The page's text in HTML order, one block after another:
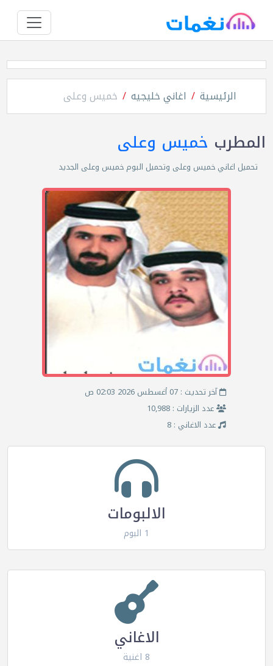
الرئيسية اغاني خليجيه خميس وعلى
المطرب خميس وعلى
تحميل اغاني خميس وعلى وتحميل البوم خميس وعلى الجديد
آخر تحديث : 07 أغسطس 2026 02:03 ص
عدد الزيارات : 10,988
عدد الاغاني : 8
الالبومات
1 البوم
الاغاني
8 اغنية